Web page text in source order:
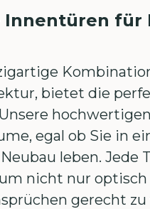
Innentüren für
bietet die
egal ob Sie in
leben. Jede
nicht nur optisch
gerecht